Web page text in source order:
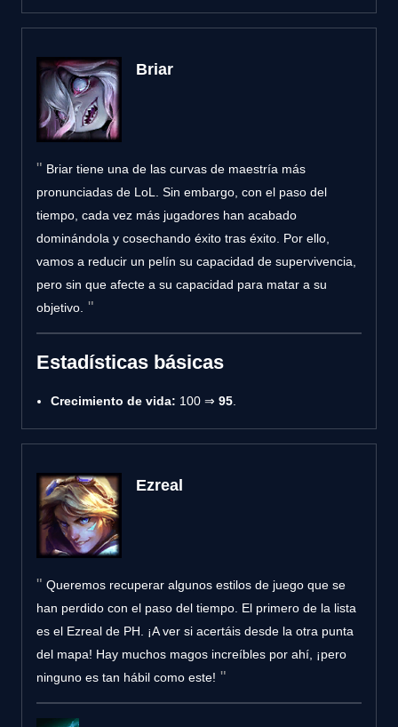
Briar
Briar tiene una de las curvas de maestría más
pronunciadas de LoL. Sin embargo, con el paso del
tiempo, cada vez más jugadores han acabado
dominándola y cosechando éxito tras éxito. Por ello,
vamos a reducir un pelín su capacidad de supervivencia,
pero sin que afecte a su capacidad para matar a su
objetivo.
Estadísticas básicas
Crecimiento de vida: 100 ⇒ 95
Ezreal
Queremos recuperar algunos estilos de juego que se
han perdido con el paso del tiempo. El primero de la lista
es el Ezreal de PH. ¡A ver si acertáis desde la otra punta
del mapa! Hay muchos magos increíbles por ahí, ¡pero
ninguno es tan hábil como este!